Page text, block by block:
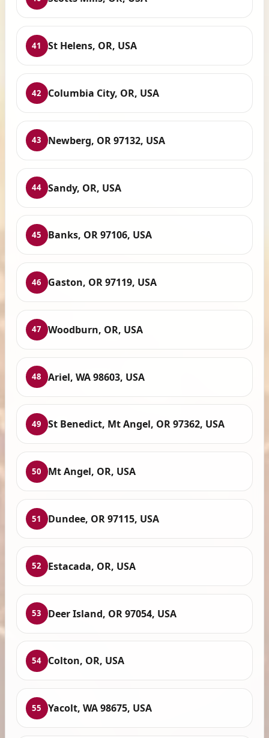
41 St Helens, OR, USA
42 Columbia City, OR, USA
43 Newberg, OR 97132, USA
44 Sandy, OR, USA
45 Banks, OR 97106, USA
46 Gaston, OR 97119, USA
47 Woodburn, OR, USA
48 Ariel, WA 98603, USA
49 St Benedict, Mt Angel, OR 97362, USA
50 Mt Angel, OR, USA
51 Dundee, OR 97115, USA
52 Estacada, OR, USA
53 Deer Island, OR 97054, USA
54 Colton, OR, USA
55 Yacolt, WA 98675, USA